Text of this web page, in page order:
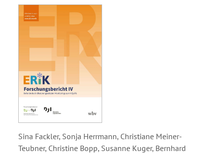
Sina Fackler, Sonja Herrmann, Christiane Meiner-
Teubner, Christine Bopp, Susanne Kuger, Bernhard